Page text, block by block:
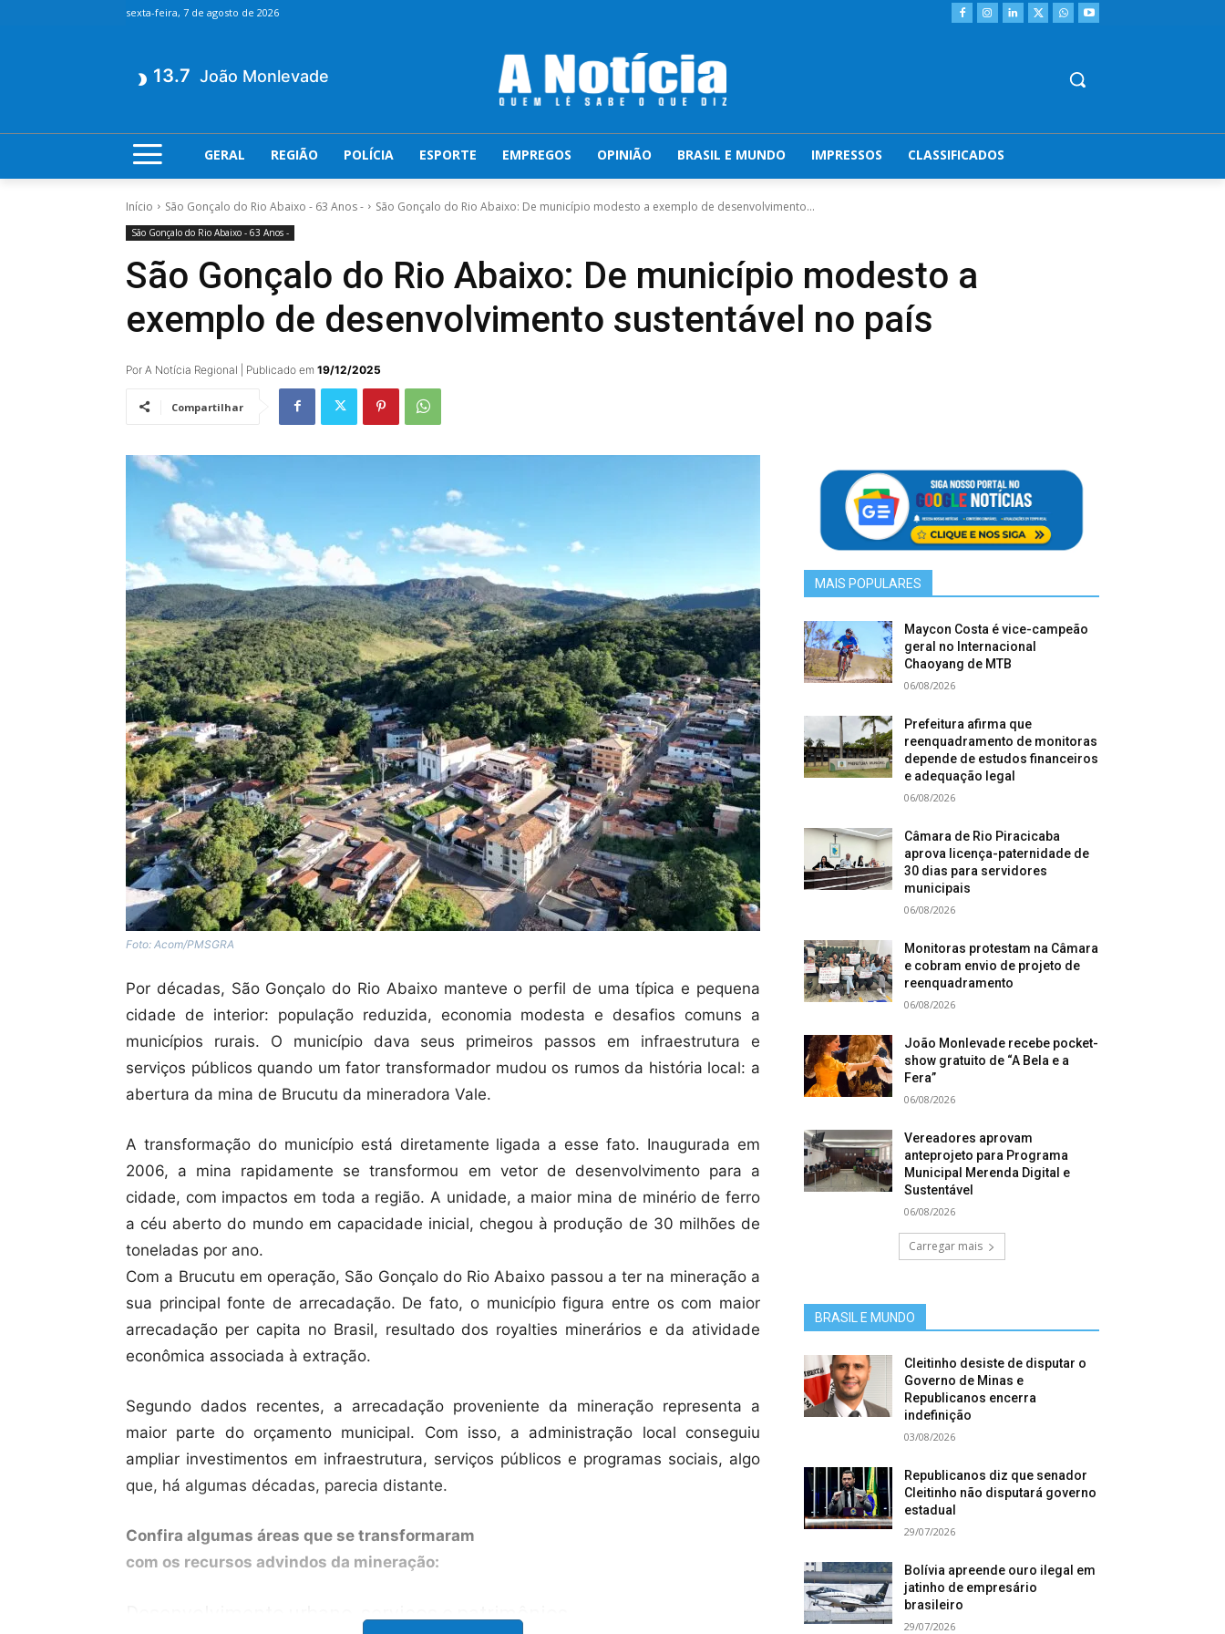
sexta-feira, 7 de agosto de 2026
13.7 João Monlevade
GERAL REGIÃO POLÍCIA ESPORTE EMPREGOS OPINIÃO BRASIL E MUNDO IMPRESSOS CLASSIFICADOS
Início São Gonçalo do Rio Abaixo - 63 Anos - São Gonçalo do Rio Abaixo: De município modesto a exemplo de desenvolvimento...
São Gonçalo do Rio Abaixo - 63 Anos -
São Gonçalo do Rio Abaixo: De município modesto a
exemplo de desenvolvimento sustentável no país
Por A Notícia Regional | Publicado em 19/12/2025
Compartilhar
Foto: Acom/PMSGRA
Por décadas, São Gonçalo do Rio Abaixo manteve o perfil de uma típica e pequena
cidade de interior: população reduzida, economia modesta e desafios comuns a
municípios rurais. O município dava seus primeiros passos em infraestrutura e
serviços públicos quando um fator transformador mudou os rumos da história local: a
abertura da mina de Brucutu da mineradora Vale.
A transformação do município está diretamente ligada a esse fato. Inaugurada em
2006, a mina rapidamente se transformou em vetor de desenvolvimento para a
cidade, com impactos em toda a região. A unidade, a maior mina de minério de ferro
a céu aberto do mundo em capacidade inicial, chegou à produção de 30 milhões de
toneladas por ano.
Com a Brucutu em operação, São Gonçalo do Rio Abaixo passou a ter na mineração a
sua principal fonte de arrecadação. De fato, o município figura entre os com maior
arrecadação per capita no Brasil, resultado dos royalties minerários e da atividade
econômica associada à extração.
Segundo dados recentes, a arrecadação proveniente da mineração representa a
maior parte do orçamento municipal. Com isso, a administração local conseguiu
ampliar investimentos em infraestrutura, serviços públicos e programas sociais, algo
que, há algumas décadas, parecia distante.
Confira algumas áreas que se transformaram
com os recursos advindos da mineração:
MAIS POPULARES
Maycon Costa é vice-campeão
geral no Internacional
Chaoyang de MTB
06/08/2026
Prefeitura afirma que
reenquadramento de monitoras
depende de estudos financeiros
e adequação legal
06/08/2026
Câmara de Rio Piracicaba
aprova licença-paternidade de
30 dias para servidores
municipais
06/08/2026
Monitoras protestam na Câmara
e cobram envio de projeto de
reenquadramento
06/08/2026
João Monlevade recebe pocket-
show gratuito de “A Bela e a
Fera”
06/08/2026
Vereadores aprovam
anteprojeto para Programa
Municipal Merenda Digital e
Sustentável
06/08/2026
Carregar mais
BRASIL E MUNDO
Cleitinho desiste de disputar o
Governo de Minas e
Republicanos encerra
indefinição
03/08/2026
Republicanos diz que senador
Cleitinho não disputará governo
estadual
29/07/2026
Bolívia apreende ouro ilegal em
jatinho de empresário
brasileiro
29/07/2026